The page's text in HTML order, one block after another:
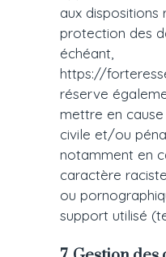
aux dispositions
protection des
échéant,
https://
réserve
mettre en
civile et/ou
notamment en
caractère
ou
support utilisé